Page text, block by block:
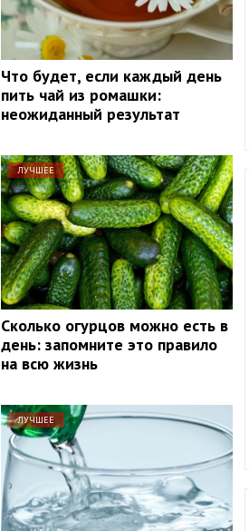
Что будет, если каждый день
пить чай из ромашки:
неожиданный результат
ЛУЧШЕЕ
Сколько огурцов можно есть в
день: запомните это правило
на всю жизнь
ЛУЧШЕЕ